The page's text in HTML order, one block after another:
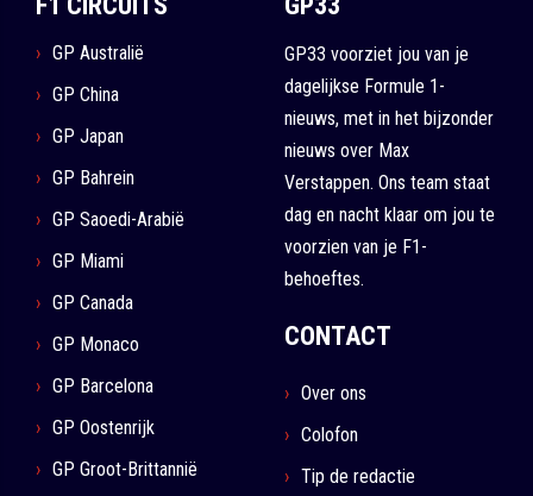
GP Australië
GP China
GP Japan
GP Bahrein
GP Saoedi-Arabië
GP Miami
GP Canada
GP Monaco
GP Barcelona
GP Oostenrijk
GP Groot-Brittannië
GP33 voorziet jou van je
dagelijkse Formule 1-
nieuws, met in het bijzonder
nieuws over Max
Verstappen. Ons team staat
dag en nacht klaar om jou te
voorzien van je F1-
behoeftes.
CONTACT
Over ons
Colofon
Tip de redactie